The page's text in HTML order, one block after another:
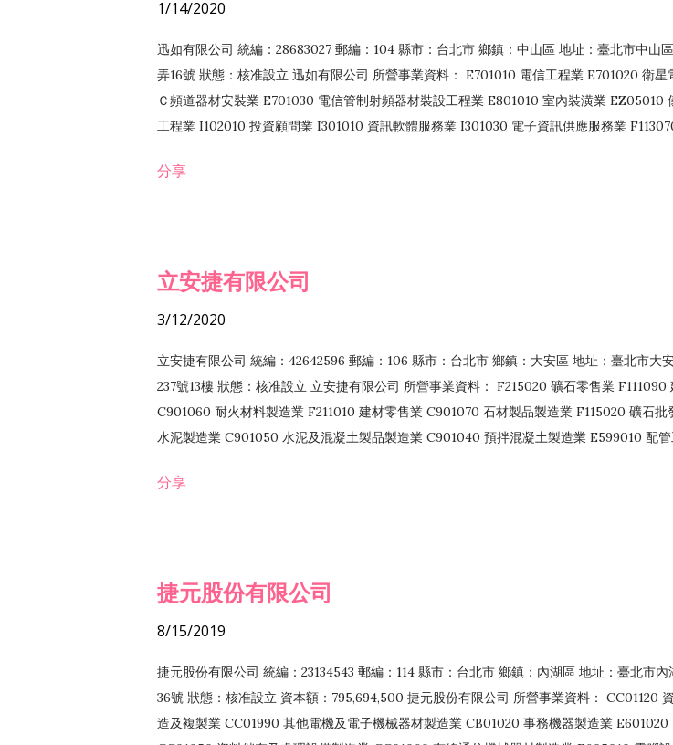
1/14/2020
迅如有限公司 統編：28683027 郵編：104 縣市：台北市 鄉鎮：中山區 地址：臺北市中山
弄16號 狀態：核准設立 迅如有限公司 所營事業資料： E701010 電信工程業 E701020 衛星
Ｃ頻道器材安裝業 E701030 電信管制射頻器材裝設工程業 E801010 室內裝潢業 EZ05010
工程業 I102010 投資顧問業 I301010 資訊軟體服務業 I301030 電子資訊供應服務業
務 F102030 菸酒批發業 F203020 菸酒零售業 F401171 酒類輸入業
分享
立安捷有限公司
3/12/2020
立安捷有限公司 統編：42642596 郵編：106 縣市：台北市 鄉鎮：大安區 地址：臺北市大
237號13樓 狀態：核准設立 立安捷有限公司 所營事業資料： F215020 礦石零售業 F111090
C901060 耐火材料製造業 F211010 建材零售業 C901070 石材製品製造業 F115020 礦石批
水泥製造業 C901050 水泥及混凝土製品製造業 C901040 預拌混凝土製造業 E599010 配
EZ99990 其他工程業 F102170 食品什貨批發業 F106020 日常用品批發業 F108031 醫療器
分享
捷元股份有限公司
8/15/2019
捷元股份有限公司 統編：23134543 郵編：114 縣市：台北市 鄉鎮：內湖區 地址：臺北市
36號 狀態：核准設立 資本額：795,694,500 捷元股份有限公司 所營事業資料： CC01120
造及複製業 CC01990 其他電機及電子機械器材製造業 CB01020 事務機器製造業 E601020